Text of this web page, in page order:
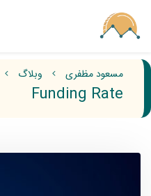
مسعود مظفری وبلاگ
Funding Rate